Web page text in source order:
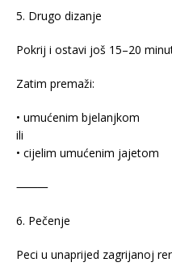
5. Drugo dizanje
Pokrij i ostavi još 15–20
Zatim premaži:
• umućenim bjelanjkom
ili
• cijelim umućenim jajetom
⸻
6. Pečenje
Peci u unaprijed zagrijanoj